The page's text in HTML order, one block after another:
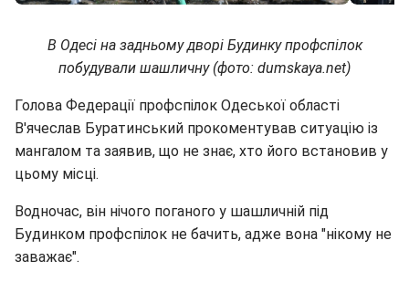
В Одесі на задньому дворі Будинку профспілок
побудували шашличну (фото: dumskaya.net)
Голова Федерації профспілок Одеської області
В'ячеслав Буратинський прокоментував ситуацію із
мангалом та заявив, що не знає, хто його встановив у
цьому місці.
Водночас, він нічого поганого у шашличній під
Будинком профспілок не бачить, адже вона "нікому не
заважає".